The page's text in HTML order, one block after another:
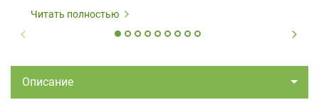
Читать полностью
Описание